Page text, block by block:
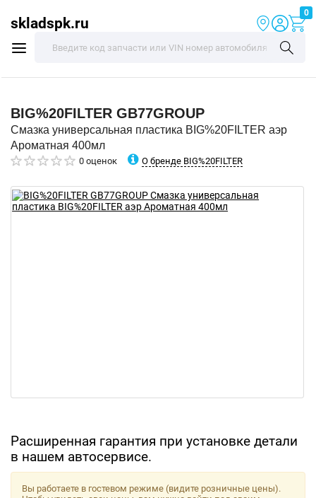
skladspk.ru
0
BIG%20FILTER GB77GROUP
Смазка универсальная пластика BIG%20FILTER аэр
Ароматная 400мл
0 оценок О бренде BIG%20FILTER
Расширенная гарантия при установке детали
в нашем автосервисе.
Вы работаете в гостевом режиме (видите розничные цены).